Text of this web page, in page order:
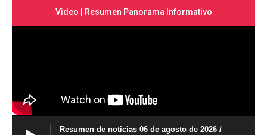
Video | Resumen Panorama Informativo
Resumen de noticias 06 de agosto de 2026 /